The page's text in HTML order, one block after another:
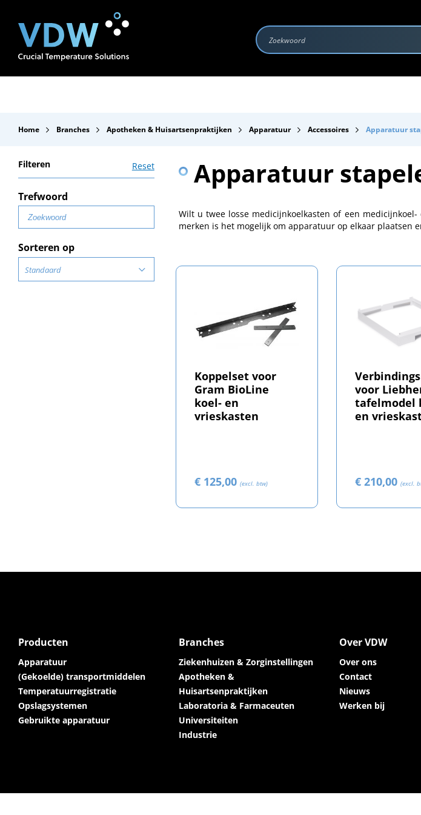
Branches
Home Branches Apotheken & Huisartsenpraktijken Apparatuur Accessoires Apparatuur
Filteren
Trefwoord
Reset
Sorteren op
Standaard
Apparatuur
Wilt u twee losse medicijnkoelkasten of een
merken is het mogelijk om apparatuur op elkaar plaatsen
Koppelset voor
Gram BioLine
koel- en
vrieskasten
€ 125,00 (excl. btw)
voor
tafelmodel
en
€ 210,00 (excl.
Producten
Apparatuur
(Gekoelde) transportmiddelen
Temperatuurregistratie
Opslagsystemen
Gebruikte apparatuur
Branches
Ziekenhuizen & Zorginstellingen
Apotheken &
Huisartsenpraktijken
Laboratoria & Farmaceuten
Universiteiten
Industrie
Over VDW
Over ons
Contact
Nieuws
Werken bij